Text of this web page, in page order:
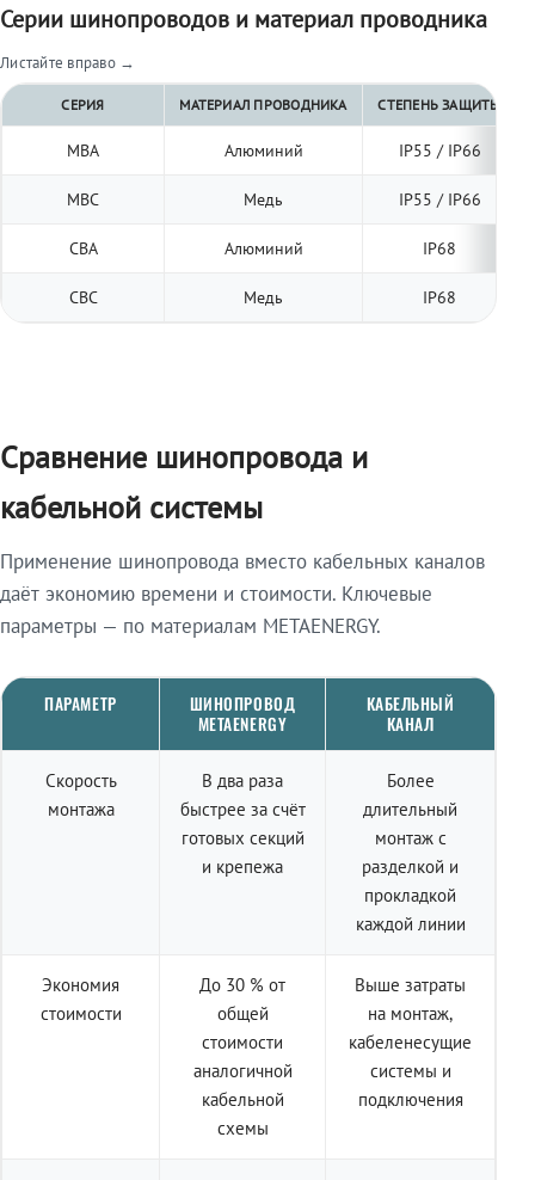
Серии шинопроводов и материал проводника
Листайте вправо →
СЕРИЯ МАТЕРИАЛ ПРОВОДНИКА СТЕПЕНЬ ЗАЩИТЫ
МВА Алюминий IP55 / IP66
МВС Медь IP55 / IP66
СВА Алюминий IP68
СВС Медь IP68
Сравнение шинопровода и
кабельной системы
Применение шинопровода вместо кабельных каналов
даёт экономию времени и стоимости. Ключевые
параметры — по материалам METAENERGY.
ПАРАМЕТР
ШИНОПРОВОД
METAENERGY
КАБЕЛЬНЫЙ
КАНАЛ
Скорость
монтажа
В два раза
быстрее за счёт
готовых секций
и крепежа
Более
длительный
монтаж с
разделкой и
прокладкой
каждой линии
Экономия
стоимости
До 30 % от
общей
стоимости
аналогичной
кабельной
схемы
Выше затраты
на монтаж,
кабеленесущие
системы и
подключения